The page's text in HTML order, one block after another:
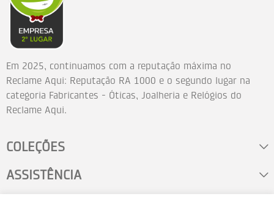
Em 2025, continuamos com a reputação máxima no
Reclame Aqui: Reputação RA 1000 e o segundo lugar na
categoria Fabricantes - Óticas, Joalheria e Relógios do
Reclame Aqui.
COLEÇÕES
ASSISTÊNCIA